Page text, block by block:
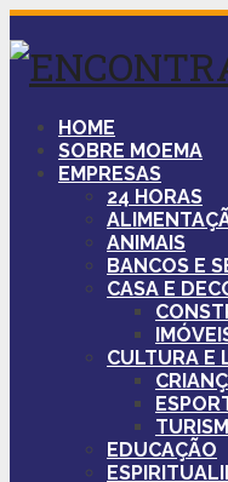
HOME
SOBRE MOEMA
EMPRESAS
24 HORAS
ANIMAIS
BANCOS E
CASA E
CULTURA E
EDUCAÇÃO